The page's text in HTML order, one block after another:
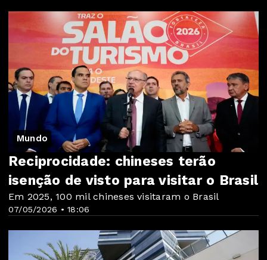
Mundo
07/05/2026 • 18:06
Reciprocidade: chineses terão
isenção de visto para visitar o Brasil
Em 2025, 100 mil chineses visitaram o Brasil